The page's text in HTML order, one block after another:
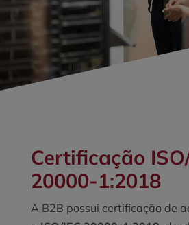
Certificação
20000-1:2018
A B2B possui certificação de